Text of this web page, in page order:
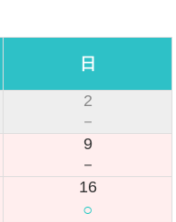
日
2
－
9
－
16
○